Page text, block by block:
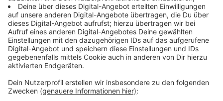
Freitag (27.09.24) stellt "Winergy" dort neuartige
Getriebe, Generatoren und Kupplungen für
Windanlagen vor. Flender ist mit seinen Komponenten
für Windenergie, nach eigenen Angaben, wichtiger Teil
der Energiewende in Deutschland.